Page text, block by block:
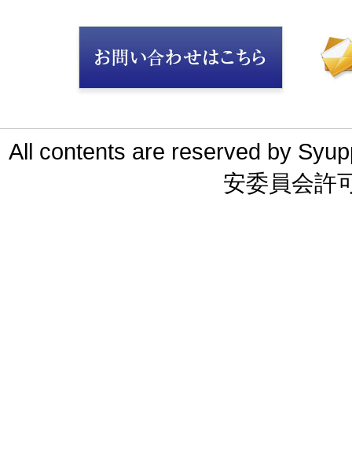
All contents are reserved by
安委員会許